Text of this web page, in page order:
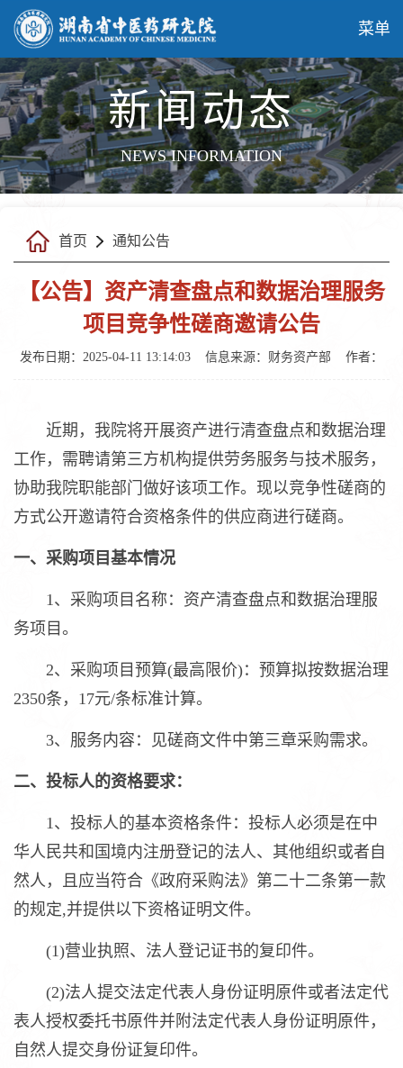
菜单
新闻动态
NEWS INFORMATION
首页 通知公告
【公告】资产清查盘点和数据治理服务
项目竞争性磋商邀请公告
发布日期：2025-04-11 13:14:03 信息来源：财务资产部 作者：
近期，我院将开展资产进行清查盘点和数据治理
工作，需聘请第三方机构提供劳务服务与技术服务，
协助我院职能部门做好该项工作。现以竞争性磋商的
方式公开邀请符合资格条件的供应商进行磋商。
一、采购项目基本情况
1、采购项目名称：资产清查盘点和数据治理服
务项目。
2、采购项目预算(最高限价)：预算拟按数据治理
2350条，17元/条标准计算。
3、服务内容：见磋商文件中第三章采购需求。
二、投标人的资格要求：
1、投标人的基本资格条件：投标人必须是在中
华人民共和国境内注册登记的法人、其他组织或者自
然人，且应当符合《政府采购法》第二十二条第一款
的规定,并提供以下资格证明文件。
(1)营业执照、法人登记证书的复印件。
(2)法人提交法定代表人身份证明原件或者法定代
表人授权委托书原件并附法定代表人身份证明原件，
自然人提交身份证复印件。